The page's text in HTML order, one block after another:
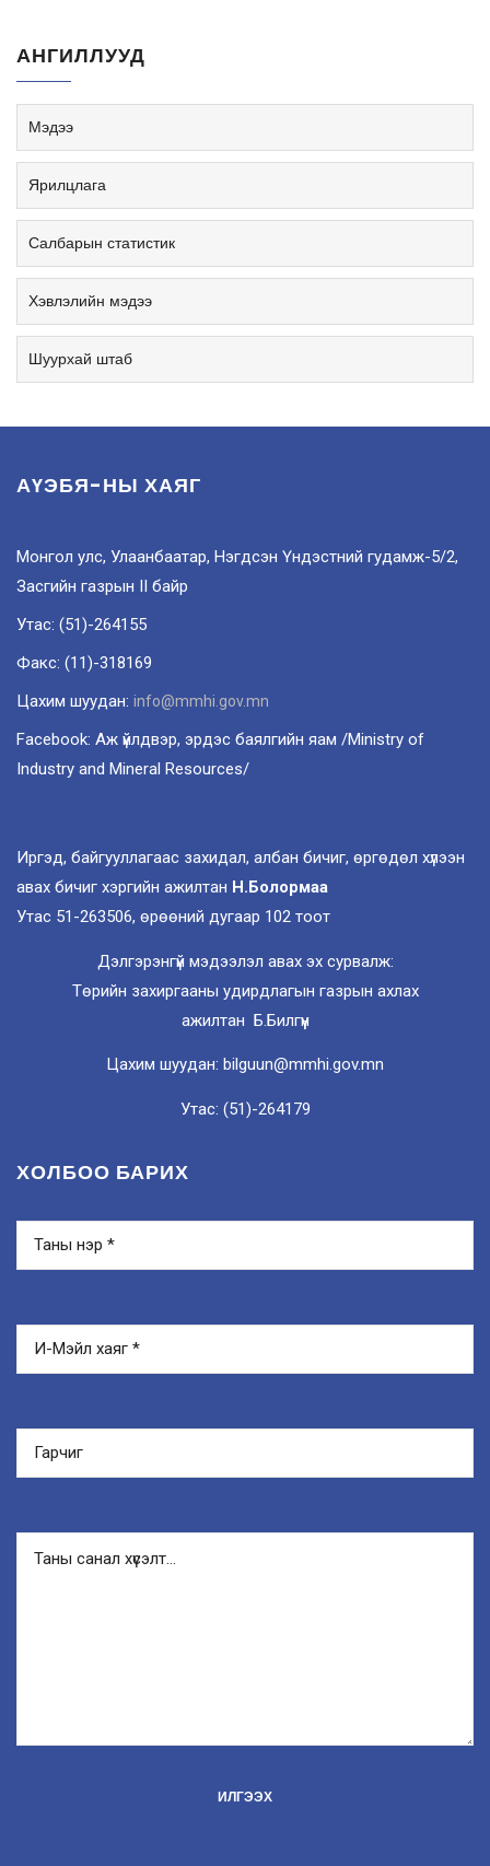
АНГИЛЛУУД
Мэдээ
Ярилцлага
Салбарын статистик
Хэвлэлийн мэдээ
Шуурхай штаб
АҮЭБЯ-НЫ ХАЯГ
Монгол улс, Улаанбаатар, Нэгдсэн Үндэстний гудамж-5/2,
Засгийн газрын II байр
Утас: (51)-264155
Факс: (11)-318169
Цахим шуудан: info@mmhi.gov.mn
Facebook: Аж үйлдвэр, эрдэс баялгийн яам /Ministry of
Industry and Mineral Resources/
Иргэд, байгууллагаас захидал, албан бичиг, өргөдөл хүлээн
авах бичиг хэргийн ажилтан Н.Болормаа
Утас 51-263506, өрөөний дугаар 102 тоот
Дэлгэрэнгүй мэдээлэл авах эх сурвалж:
Төрийн захиргааны удирдлагын газрын ахлах
ажилтан Б.Билгүүн
Цахим шуудан: bilguun@mmhi.gov.mn
Утас: (51)-264179
ХОЛБОО БАРИХ